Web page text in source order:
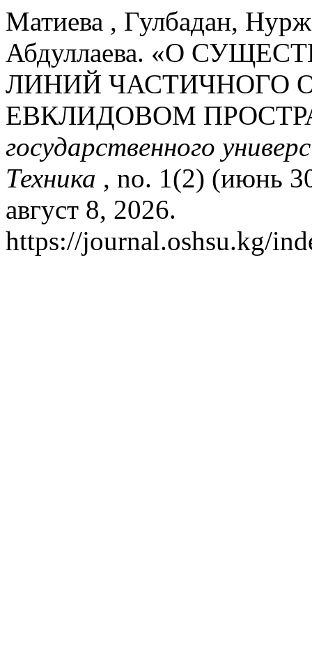
Матиева , Гулбадан,
Абдуллаева. «О
ЛИНИЙ ЧАСТИЧНОГО
ЕВКЛИДОВОМ
государственного
Техника , no. 1(2) (июнь
август 8, 2026.
https://journal.oshsu.kg/